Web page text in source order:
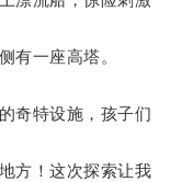
一座高塔。
奇特设施，孩子们
方！这次探索让我